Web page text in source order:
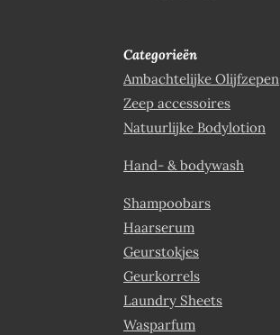
Categorieën
Ambachtelijke Olijfzepen
Zeep accessoires
Natuurlijke Bodylotion
Hand- & bodywash
Shampoobars
Haarserum
Geurstokjes
Geurkorrels
Laundry Sheets
Wasparfum